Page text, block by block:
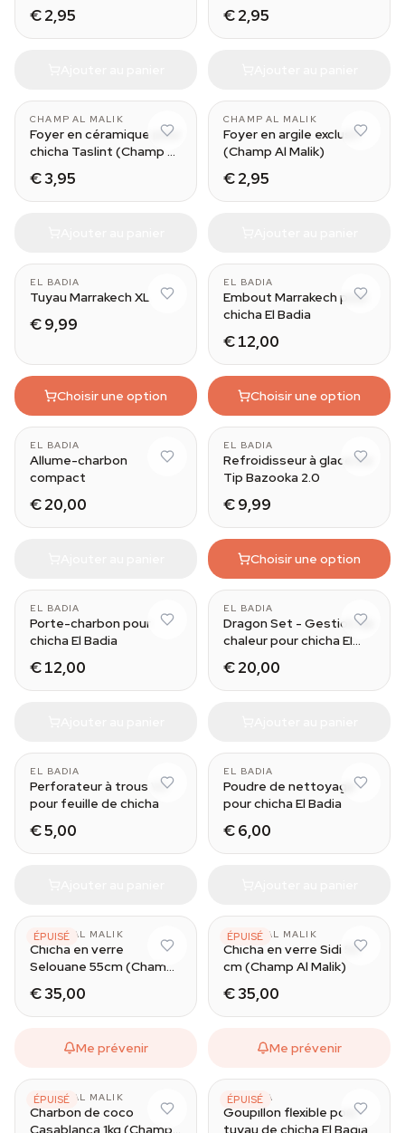
€ 2,95 € 2,95
CHAMP AL MALIK
Foyer en céramique pour
chicha Taslint (Champ Al
€ 3,95
CHAMP AL MALIK
Foyer en argile exclusif
(Champ Al Malik)
€ 2,95
EL BADIA
Tuyau Marrakech XL
€ 9,99
Choisir une option
EL BADIA
Embout Marrakech pour
chicha El Badia
€ 12,00
Choisir une option
EL BADIA
Allume-charbon
compact
€ 20,00
EL BADIA
Refroidisseur à glace Ice
Tip Bazooka 2.0
€ 9,99
Choisir une option
EL BADIA
Porte-charbon pour
chicha El Badia
€ 12,00
EL BADIA
Dragon Set - Gestion de
chaleur pour chicha El
€ 20,00
EL BADIA
Perforateur à trous V2
pour feuille de chicha
€ 5,00
EL BADIA
Poudre de nettoyage
pour chicha El Badia
€ 6,00
ÉPUISÉ
CHAMP AL MALIK
Chicha en verre
Selouane 55cm (Champ
€ 35,00
Me prévenir
ÉPUISÉ
CHAMP AL MALIK
Chicha en verre Sidi 53
cm (Champ Al Malik)
€ 35,00
Me prévenir
ÉPUISÉ
CHAMP AL MALIK
Charbon de coco
Casablanca 1kg (Champ
ÉPUISÉ
EL BADIA
Goupillon flexible pour
tuyau de chicha El Badia